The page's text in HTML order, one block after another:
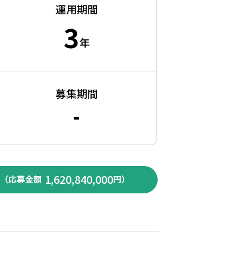
運用期間
3年
募集期間
-
（応募金額 1,620,840,000円）